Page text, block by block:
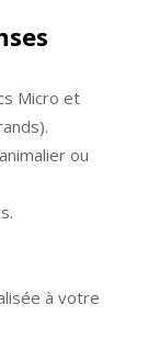
Micro et
ou
à votre